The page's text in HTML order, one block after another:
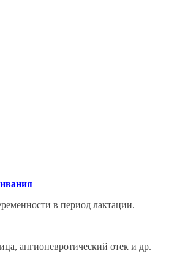
в период лактации.
ангионевротический отек и др.